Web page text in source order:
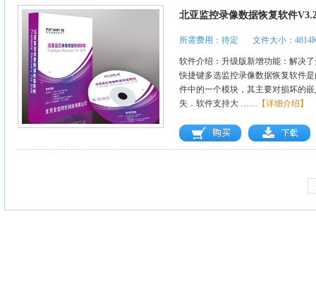
北亚监控录像数据恢复软件
所需费用：待定 文件大小：
软件介绍：升级版新增功能：解决
快捷键多选监控录像数据恢复软件
件中的一个模块，其主要对损坏的
失．软件支持大 …… 【详细介绍】